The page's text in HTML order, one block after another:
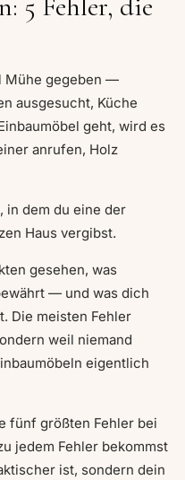
5 Fehler, die
Mühe gegeben —
ausgesucht, Küche
geht, wird es
anrufen, Holz
in dem du eine der
Haus vergibst.
gesehen, was
— und was dich
Die meisten Fehler
weil niemand
eigentlich
fünf größten Fehler bei
jedem Fehler bekommst
ist, sondern dein